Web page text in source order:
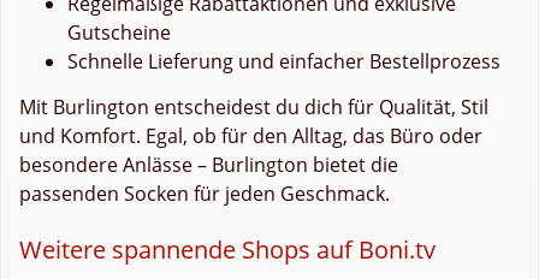
Gutscheine
Schnelle Lieferung und einfacher Bestellprozess
Mit Burlington entscheidest du dich für Qualität, Stil
und Komfort. Egal, ob für den Alltag, das Büro oder
besondere Anlässe – Burlington bietet die
passenden Socken für jeden Geschmack.
Weitere spannende Shops auf Boni.tv